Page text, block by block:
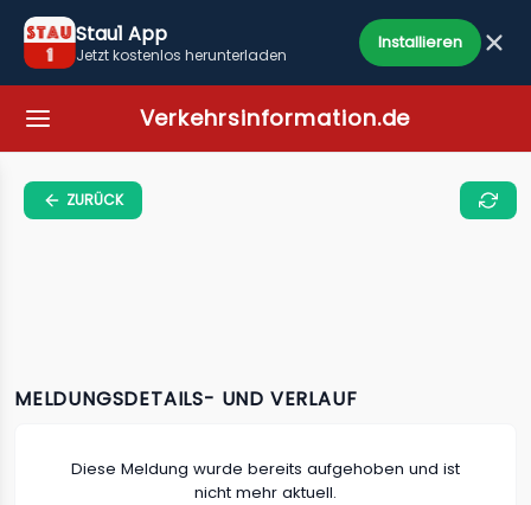
Stau1 App
Jetzt kostenlos herunterladen
Installieren
Verkehrsinformation.de
ZURÜCK
MELDUNGSDETAILS- UND VERLAUF
Diese Meldung wurde bereits aufgehoben und ist
nicht mehr aktuell.